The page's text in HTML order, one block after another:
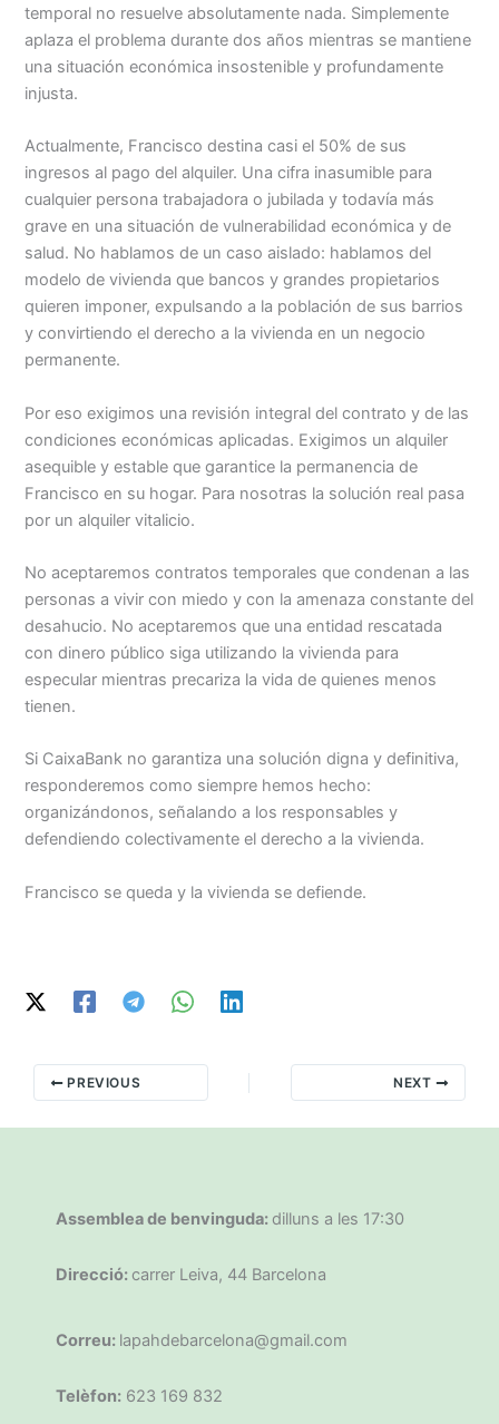
temporal no resuelve absolutamente nada. Simplemente
aplaza el problema durante dos años mientras se mantiene
una situación económica insostenible y profundamente
injusta.
Actualmente, Francisco destina casi el 50% de sus
ingresos al pago del alquiler. Una cifra inasumible para
cualquier persona trabajadora o jubilada y todavía más
grave en una situación de vulnerabilidad económica y de
salud. No hablamos de un caso aislado: hablamos del
modelo de vivienda que bancos y grandes propietarios
quieren imponer, expulsando a la población de sus barrios
y convirtiendo el derecho a la vivienda en un negocio
permanente.
Por eso exigimos una revisión integral del contrato y de las
condiciones económicas aplicadas. Exigimos un alquiler
asequible y estable que garantice la permanencia de
Francisco en su hogar. Para nosotras la solución real pasa
por un alquiler vitalicio.
No aceptaremos contratos temporales que condenan a las
personas a vivir con miedo y con la amenaza constante del
desahucio. No aceptaremos que una entidad rescatada
con dinero público siga utilizando la vivienda para
especular mientras precariza la vida de quienes menos
tienen.
Si CaixaBank no garantiza una solución digna y definitiva,
responderemos como siempre hemos hecho:
organizándonos, señalando a los responsables y
defendiendo colectivamente el derecho a la vivienda.
Francisco se queda y la vivienda se defiende.
PREVIOUS NEXT
Assemblea de benvinguda: dilluns a les 17:30
Direcció: carrer Leiva, 44 Barcelona
Correu: lapahdebarcelona@gmail.com
Telèfon: 623 169 832